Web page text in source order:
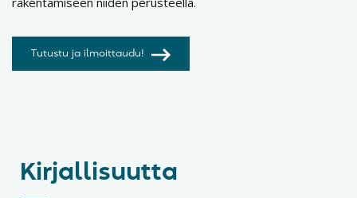
Tutustu ja ilmoittaudu!
Kirjallisuutta